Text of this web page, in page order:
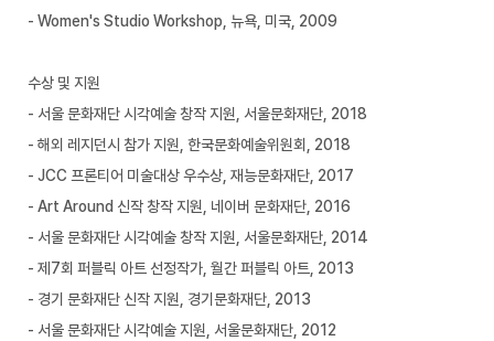
- Women's Studio Workshop, 뉴욕, 미국, 2009
수상 및 지원
- 서울 문화재단 시각예술 창작 지원, 서울문화재단, 2018
- 해외 레지던시 참가 지원, 한국문화예술위원회, 2018
- JCC 프론티어 미술대상 우수상, 재능문화재단, 2017
- Art Around 신작 창작 지원, 네이버 문화재단, 2016
- 서울 문화재단 시각예술 창작 지원, 서울문화재단, 2014
- 제7회 퍼블릭 아트 선정작가, 월간 퍼블릭 아트, 2013
- 경기 문화재단 신작 지원, 경기문화재단, 2013
- 서울 문화재단 시각예술 지원, 서울문화재단, 2012